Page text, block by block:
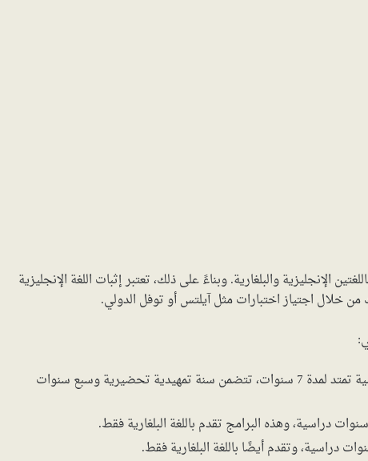
الإنجليزية والبلغارية. وبناءً على ذلك، تعتبر إثبات اللغة الإنجليزية
من خلال اجتياز اختبارات مثل آيلتس أو توفل الدولي.
: يغطي البرنامج فترة دراسية تمتد لمدة 7 سنوات، تتضمن سنة تمهيدية تحضيرية وسبع سنوات